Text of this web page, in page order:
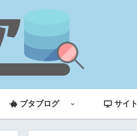
ブタブログ サイト